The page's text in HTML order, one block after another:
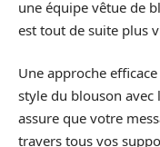
une équipe vêtue de
est tout de suite plus
Une approche
style du blouson avec
assure que votre
travers tous vos